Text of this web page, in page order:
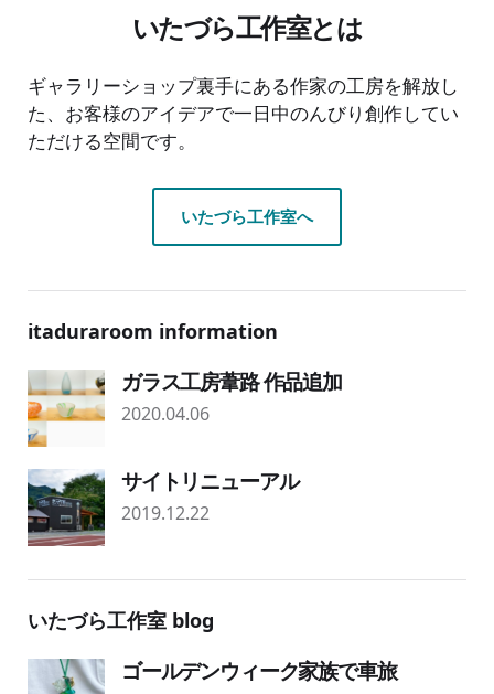
いたづら工作室とは
ギャラリーショップ裏手にある作家の工房を解放し
た、お客様のアイデアで一日中のんびり創作してい
ただける空間です。
いたづら工作室へ
itaduraroom information
ガラス工房葦路 作品追加
2020.04.06
サイトリニューアル
2019.12.22
いたづら工作室 blog
ゴールデンウィーク家族で車旅